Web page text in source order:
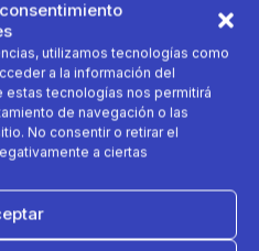
utilizamos tecnologías como
a la información del
tecnologías nos permitirá
de navegación o las
No consentir o retirar el
a ciertas